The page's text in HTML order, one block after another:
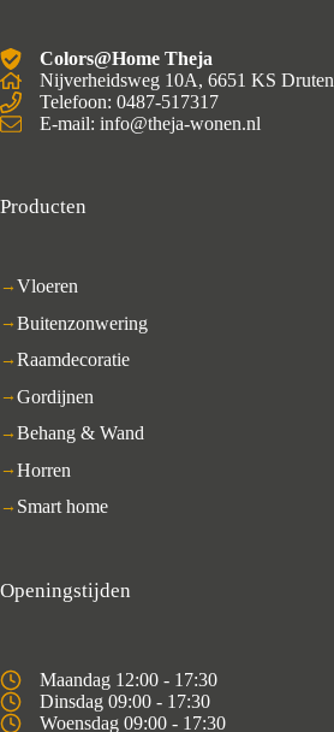
Colors@Home Theja
Nijverheidsweg 10A, 6651 KS Druten
Telefoon: 0487-517317
E-mail: info@theja-wonen.nl
Producten
Vloeren
Buitenzonwering
Raamdecoratie
Gordijnen
Behang & Wand
Horren
Smart home
Openingstijden
Maandag 12:00 - 17:30
Dinsdag 09:00 - 17:30
Woensdag 09:00 - 17:30